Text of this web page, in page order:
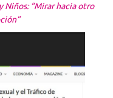
Niños: “Mirar hacia otro